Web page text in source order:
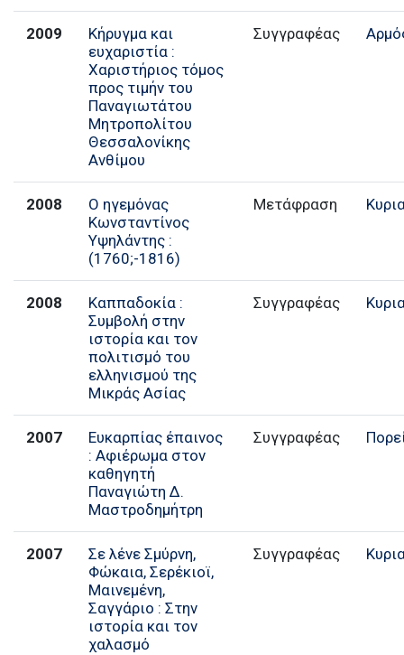
2009
Κήρυγμα και
ευχαριστία :
Χαριστήριος τόμος
προς τιμήν του
Παναγιωτάτου
Μητροπολίτου
Θεσσαλονίκης
Ανθίμου
Συγγραφέας
2008
Ο ηγεμόνας
Κωνσταντίνος
Υψηλάντης :
(1760;-1816)
Μετάφραση
2008
Καππαδοκία :
Συμβολή στην
ιστορία και τον
πολιτισμό του
ελληνισμού της
Μικράς Ασίας
Συγγραφέας
2007
Ευκαρπίας έπαινος
: Αφιέρωμα στον
καθηγητή
Παναγιώτη Δ.
Μαστροδημήτρη
Συγγραφέας
2007
Σε λένε Σμύρνη,
Φώκαια, Σερέκιοϊ,
Μαινεμένη,
Σαγγάριο : Στην
ιστορία και τον
χαλασμό
Συγγραφέας